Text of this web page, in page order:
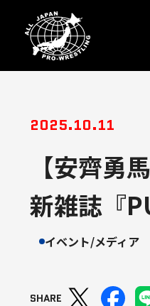
2025.10.11
【安齊勇
新雑誌『
イベント/メディア
SHARE